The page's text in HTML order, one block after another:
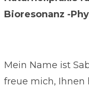
Bioresonanz -
Mein Name ist
freue mich, Ihnen